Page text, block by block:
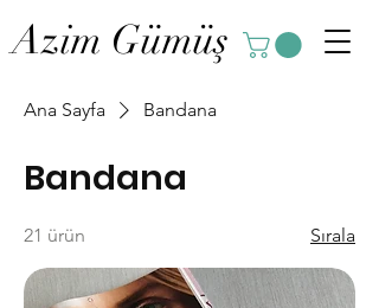
Azim Gümüş
Ana Sayfa Bandana
Bandana
21 ürün Sırala